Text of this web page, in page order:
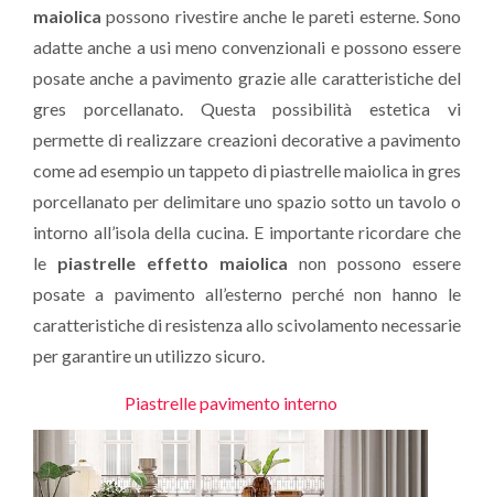
maiolica possono rivestire anche le pareti esterne. Sono
adatte anche a usi meno convenzionali e possono essere
posate anche a pavimento grazie alle caratteristiche del
gres porcellanato. Questa possibilità estetica vi
permette di realizzare creazioni decorative a pavimento
come ad esempio un tappeto di piastrelle maiolica in gres
porcellanato per delimitare uno spazio sotto un tavolo o
intorno all’isola della cucina. E importante ricordare che
le piastrelle effetto maiolica non possono essere
posate a pavimento all’esterno perché non hanno le
caratteristiche di resistenza allo scivolamento necessarie
per garantire un utilizzo sicuro.
Piastrelle pavimento interno